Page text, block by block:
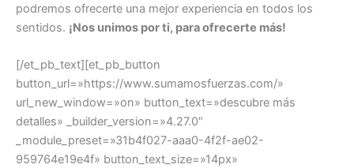
podremos ofrecerte una mejor experiencia en todos los
sentidos. ¡Nos unimos por ti, para ofrecerte más!
[/et_pb_text][et_pb_button
button_url=»https://www.sumamosfuerzas.com/»
url_new_window=»on» button_text=»descubre más
detalles» _builder_version=»4.27.0″
_module_preset=»31b4f027-aaa0-4f2f-ae02-
959764e19e4f» button_text_size=»14px»